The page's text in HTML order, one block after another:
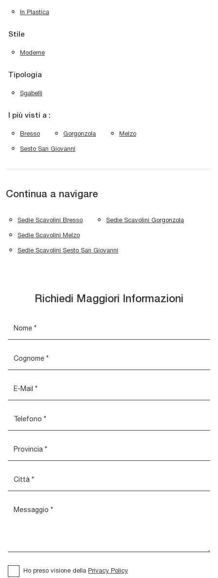
In Plastica
Stile
Moderne
Tipologia
Sgabelli
I più visti a :
Bresso Gorgonzola Melzo
Sesto San Giovanni
Continua a navigare
Sedie Scavolini Bresso Sedie Scavolini Gorgonzola
Sedie Scavolini Melzo
Sedie Scavolini Sesto San Giovanni
Richiedi Maggiori Informazioni
Ho preso visione della Privacy Policy